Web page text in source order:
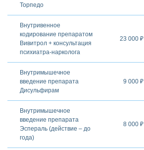
Торпедо
Внутривенное
кодирование препаратом
Вивитрол + консультация
психиатра-нарколога
23 000 ₽
Внутримышечное
введение препарата
Дисульфирам
9 000 ₽
Внутримышечное
введение препарата
Эспераль (действие – до
года)
8 000 ₽